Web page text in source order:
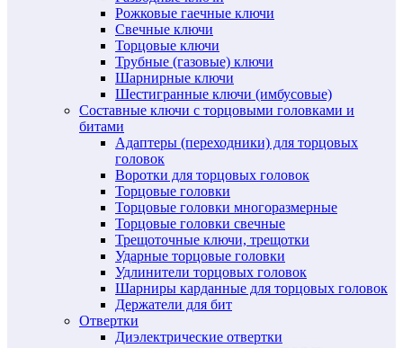
Рожковые гаечные ключи
Свечные ключи
Торцовые ключи
Трубные (газовые) ключи
Шарнирные ключи
Шестигранные ключи (имбусовые)
Составные ключи с торцовыми головками и
битами
Адаптеры (переходники) для торцовых
головок
Воротки для торцовых головок
Торцовые головки
Торцовые головки многоразмерные
Торцовые головки свечные
Трещоточные ключи, трещотки
Ударные торцовые головки
Удлинители торцовых головок
Шарниры карданные для торцовых головок
Держатели для бит
Отвертки
Диэлектрические отвертки